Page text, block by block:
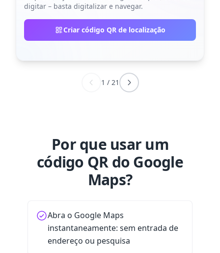
digitar – basta digitalizar e navegar.
Criar código QR de localização
1 / 21
Por que usar um
código QR do Google
Maps?
Abra o Google Maps
instantaneamente: sem entrada de
endereço ou pesquisa